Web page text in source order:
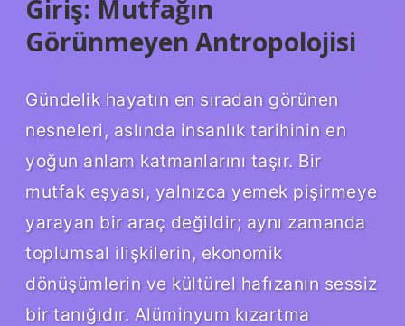
Giriş: Mutfağın
Görünmeyen Antropolojisi
Gündelik hayatın en sıradan görünen
nesneleri, aslında insanlık tarihinin en
yoğun anlam katmanlarını taşır. Bir
mutfak eşyası, yalnızca yemek pişirmeye
yarayan bir araç değildir; aynı zamanda
toplumsal ilişkilerin, ekonomik
dönüşümlerin ve kültürel hafızanın sessiz
bir tanığıdır. Alüminyum kızartma